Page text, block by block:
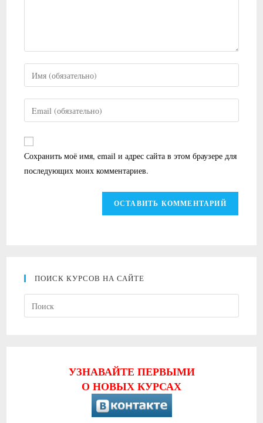
Введите
свое
имя
или
пользователя,
чтобы
прокомментировать
Введите
свой
email-
адрес,
чтобы
прокомментировать
Сохранить моё имя, email и адрес сайта в этом браузере для
последующих моих комментариев.
ПОИСК КУРСОВ НА САЙТЕ
УЗНАВАЙТЕ ПЕРВЫМИ
О НОВЫХ КУРСАХ